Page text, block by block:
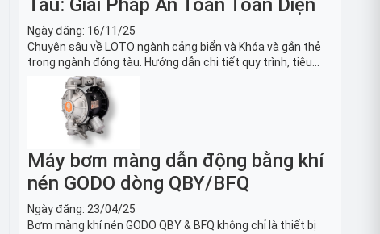
Tàu: Giải Pháp An Toàn Toàn Diện
Ngày đăng: 16/11/25
Chuyên sâu về LOTO ngành cảng biển và Khóa và gắn thẻ
trong ngành đóng tàu. Hướng dẫn chi tiết quy trình, tiêu
chuẩn OSHA, thiết bị và Giải pháp LOTO trong công nghiệp
đóng tàu toàn diện.
Máy bơm màng dẫn động bằng khí
nén GODO dòng QBY/BFQ
Ngày đăng: 23/04/25
Bơm màng khí nén GODO QBY & BFQ không chỉ là thiết bị